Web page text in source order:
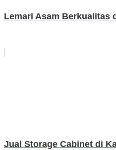
Lemari Asam Berkualitas
Jual Storage Cabinet di